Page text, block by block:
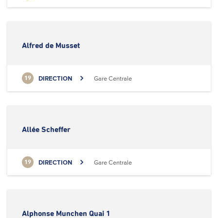
Alfred de Musset
19 DIRECTION Gare Centrale
Allée Scheffer
19 DIRECTION Gare Centrale
Alphonse Munchen Quai 1